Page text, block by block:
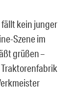
kein junger
Szene im
grüßen –
Traktorenfabrik